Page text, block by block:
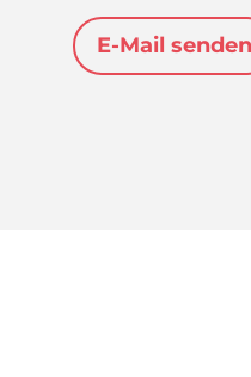
E-Mail senden